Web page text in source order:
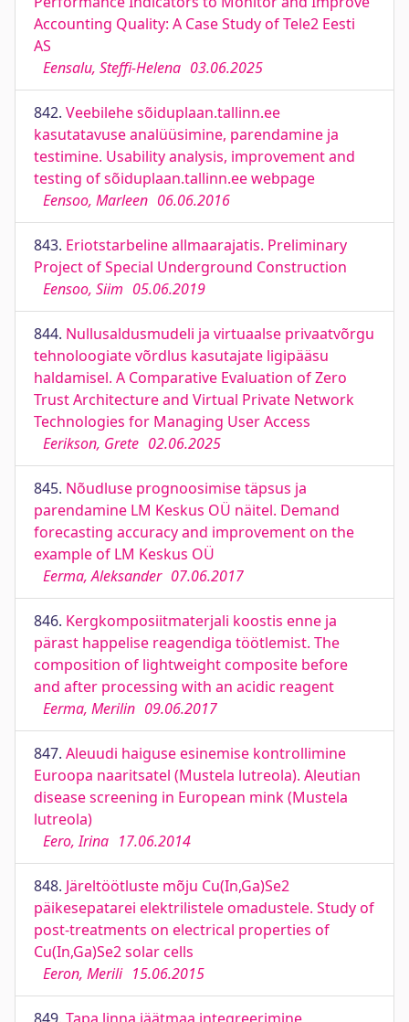
Accounting Quality: A Case Study of Tele2 Eesti
AS
Eensalu, Steffi-Helena 03.06.2025
842. Veebilehe sõiduplaan.tallinn.ee
kasutatavuse analüüsimine, parendamine ja
testimine. Usability analysis, improvement and
testing of sõiduplaan.tallinn.ee webpage
Eensoo, Marleen 06.06.2016
843. Eriotstarbeline allmaarajatis. Preliminary
Project of Special Underground Construction
Eensoo, Siim 05.06.2019
844. Nullusaldusmudeli ja virtuaalse privaatvõrgu
tehnoloogiate võrdlus kasutajate ligipääsu
haldamisel. A Comparative Evaluation of Zero
Trust Architecture and Virtual Private Network
Technologies for Managing User Access
Eerikson, Grete 02.06.2025
845. Nõudluse prognoosimise täpsus ja
parendamine LM Keskus OÜ näitel. Demand
forecasting accuracy and improvement on the
example of LM Keskus OÜ
Eerma, Aleksander 07.06.2017
846. Kergkomposiitmaterjali koostis enne ja
pärast happelise reagendiga töötlemist. The
composition of lightweight composite before
and after processing with an acidic reagent
Eerma, Merilin 09.06.2017
847. Aleuudi haiguse esinemise kontrollimine
Euroopa naaritsatel (Mustela lutreola). Aleutian
disease screening in European mink (Mustela
lutreola)
Eero, Irina 17.06.2014
848. Järeltöötluste mõju Cu(In,Ga)Se2
päikesepatarei elektrilistele omadustele. Study of
post-treatments on electrical properties of
Cu(In,Ga)Se2 solar cells
Eeron, Merili 15.06.2015